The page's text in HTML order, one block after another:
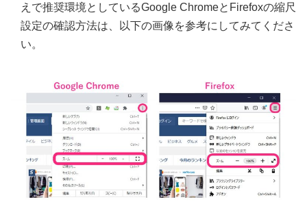
えで推奨環境としているGoogle ChromeとFirefoxの縮尺
設定の確認方法は、以下の画像を参考にしてみてくださ
い。